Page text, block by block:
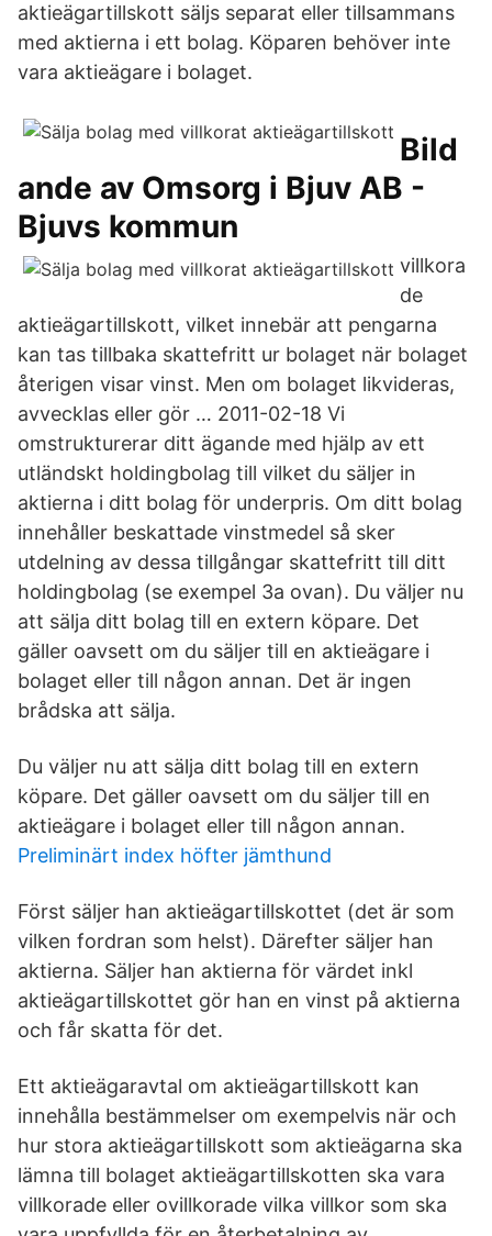
aktieägartillskott säljs separat eller tillsammans
med aktierna i ett bolag. Köparen behöver inte
vara aktieägare i bolaget.
Bild
ande av Omsorg i Bjuv AB -
Bjuvs kommun
villkora
de
aktieägartillskott, vilket innebär att pengarna
kan tas tillbaka skattefritt ur bolaget när bolaget
återigen visar vinst. Men om bolaget likvideras,
avvecklas eller gör … 2011-02-18 Vi
omstrukturerar ditt ägande med hjälp av ett
utländskt holdingbolag till vilket du säljer in
aktierna i ditt bolag för underpris. Om ditt bolag
innehåller beskattade vinstmedel så sker
utdelning av dessa tillgångar skattefritt till ditt
holdingbolag (se exempel 3a ovan). Du väljer nu
att sälja ditt bolag till en extern köpare. Det
gäller oavsett om du säljer till en aktieägare i
bolaget eller till någon annan. Det är ingen
brådska att sälja.
Du väljer nu att sälja ditt bolag till en extern
köpare. Det gäller oavsett om du säljer till en
aktieägare i bolaget eller till någon annan.
Preliminärt index höfter jämthund
Först säljer han aktieägartillskottet (det är som
vilken fordran som helst). Därefter säljer han
aktierna. Säljer han aktierna för värdet inkl
aktieägartillskottet gör han en vinst på aktierna
och får skatta för det.
Ett aktieägar­avtal om aktieägartillskott kan
innehålla bestämmelser om exempelvis när och
hur stora aktieägartillskott som aktieägarna ska
lämna till bolaget aktieägartillskotten ska vara
villkorade eller ovillkorade vilka villkor som ska